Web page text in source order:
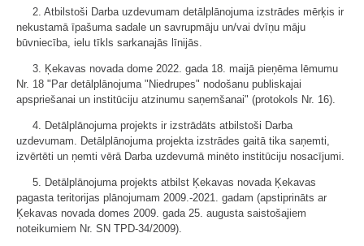
2. Atbilstoši Darba uzdevumam detālplānojuma izstrādes mērķis ir
nekustamā īpašuma sadale un savrupmāju un/vai dvīņu māju
būvniecība, ielu tīkls sarkanajās līnijās.
3. Ķekavas novada dome 2022. gada 18. maijā pieņēma lēmumu
Nr. 18 "Par detālplānojuma "Niedrupes" nodošanu publiskajai
apspriešanai un institūciju atzinumu saņemšanai" (protokols Nr. 16).
4. Detālplānojuma projekts ir izstrādāts atbilstoši Darba
uzdevumam. Detālplānojuma projekta izstrādes gaitā tika saņemti,
izvērtēti un ņemti vērā Darba uzdevumā minēto institūciju nosacījumi.
5. Detālplānojuma projekts atbilst Ķekavas novada Ķekavas
pagasta teritorijas plānojumam 2009.-2021. gadam (apstiprināts ar
Ķekavas novada domes 2009. gada 25. augusta saistošajiem
noteikumiem Nr. SN TPD-34/2009).